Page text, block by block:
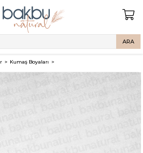
Kumaş Boyaları